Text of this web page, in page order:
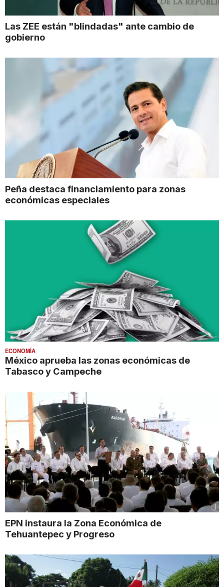
Las ZEE están "blindadas" ante cambio de
gobierno
Peña destaca financiamiento para zonas
económicas especiales
ECONOMÍA
México aprueba las zonas económicas de
Tabasco y Campeche
EPN instaura la Zona Económica de
Tehuantepec y Progreso